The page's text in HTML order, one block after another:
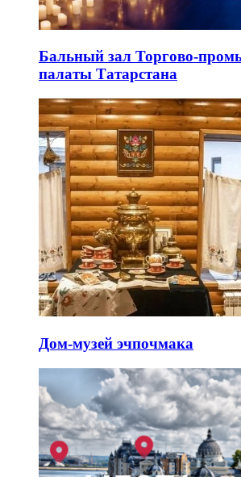
Бальный зал Торгово-
палаты Татарстана
Дом-музей эчпочмака